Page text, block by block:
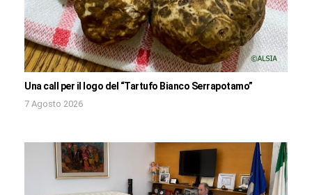
Una call per il logo del “Tartufo Bianco Serrapotamo”
7 Agosto 2026